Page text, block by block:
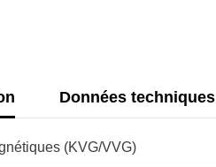
Données techniques
(KVG/VVG)